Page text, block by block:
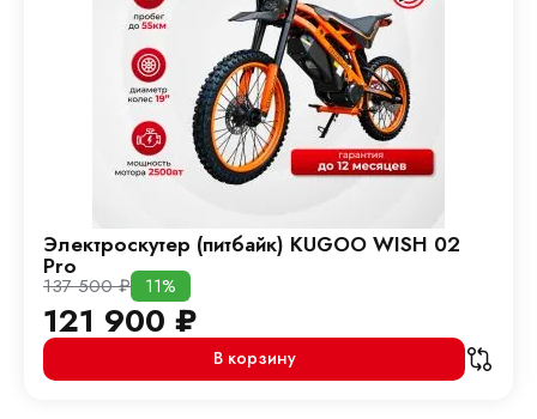
Электроскутер (питбайк) KUGOO WISH 02
Pro
137 500₽ 11%
121 900 ₽
В корзину